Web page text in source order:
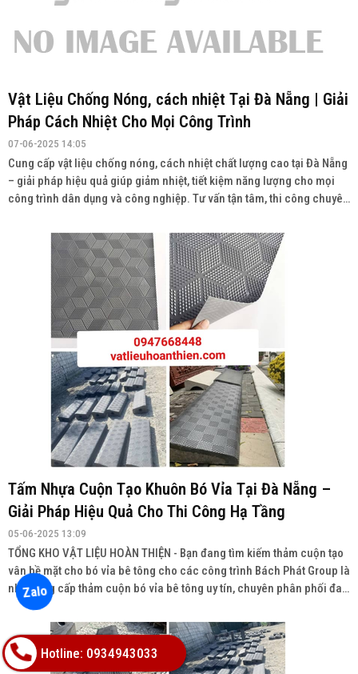
Vật Liệu Chống Nóng, cách nhiệt Tại Đà Nẵng | Giải
Pháp Cách Nhiệt Cho Mọi Công Trình
07-06-2025 14:05
Cung cấp vật liệu chống nóng, cách nhiệt chất lượng cao tại Đà Nẵng
– giải pháp hiệu quả giúp giảm nhiệt, tiết kiệm năng lượng cho mọi
công trình dân dụng và công nghiệp. Tư vấn tận tâm, thi công chuyên
Tấm Nhựa Cuộn Tạo Khuôn Bó Vỉa Tại Đà Nẵng –
Giải Pháp Hiệu Quả Cho Thi Công Hạ Tầng
05-06-2025 13:09
TỔNG KHO VẬT LIỆU HOÀN THIỆN - Bạn đang tìm kiếm thảm cuộn tạo
vân bề mặt cho bó vỉa bê tông cho các công trình Bách Phát Group là
nhà cung cấp thảm cuộn bó vỉa bê tông uy tín, chuyên phân phối đa
dạng sản phẩm với chất lượng cao, giá cả cạnh tranh và giao hàng
toàn quốc.
Hotline: 0934943033
Zalo